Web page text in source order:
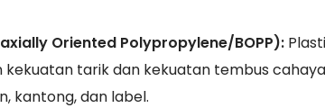
Oriented Polypropylene/BOPP):
tarik dan kekuatan tembus
kantong, dan label.